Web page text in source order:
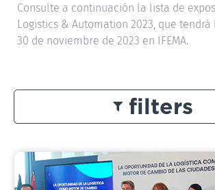
Consulte a continuación la lista de
Logistics & Automation 2023, que
30 de noviembre de 2023 en IFEMA.
filters